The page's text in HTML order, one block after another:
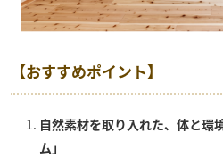
【おすすめポイント】
自然素材を取り入れた、体と環
ム」